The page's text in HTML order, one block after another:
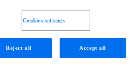
Cookies settings
Reject all Accept all